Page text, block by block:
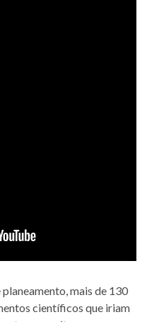
mais de 130
científicos que iriam